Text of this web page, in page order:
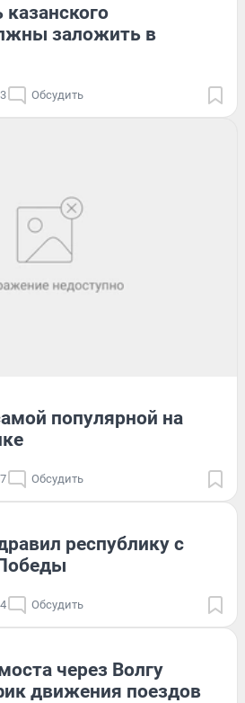
заложить в
Обсудить
популярной на
Обсудить
республику с
Обсудить
через Волгу
движения поездов